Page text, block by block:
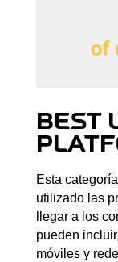
BEST
Esta
utilizado las
llegar a los
pueden
móviles y